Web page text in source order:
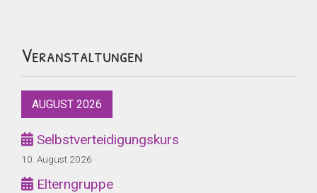
Veranstaltungen
AUGUST 2026
Selbstverteidigungskurs
10. August 2026
Elterngruppe